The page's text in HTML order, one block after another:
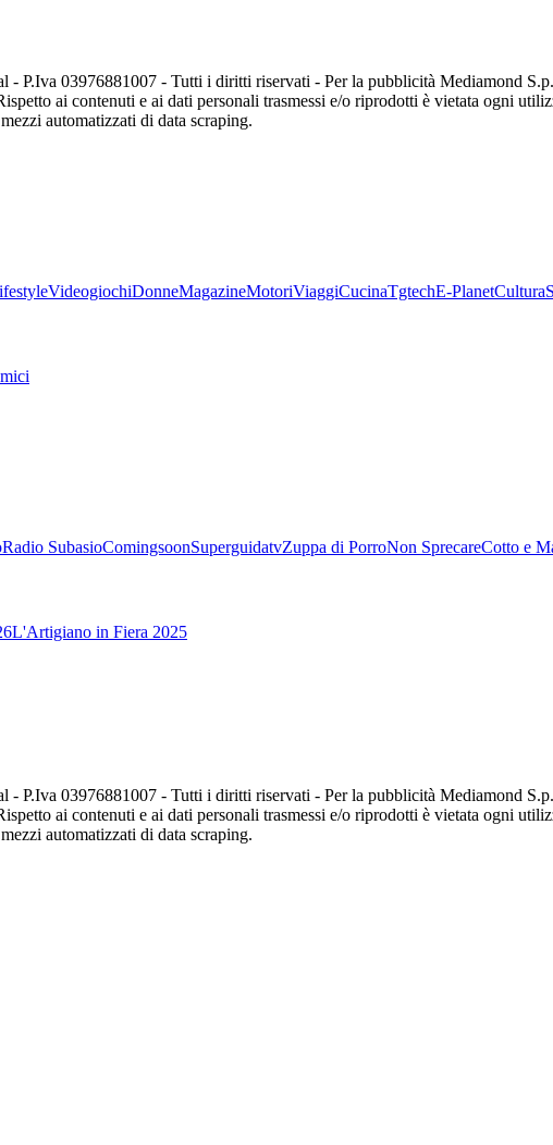
- P.Iva 03976881007 - Tutti i diritti riservati - Per la pubblicità Mediamond
ai contenuti e ai dati personali trasmessi e/o riprodotti è vietata ogni
automatizzati di data scraping.
VideogiochiDonneMagazineMotoriViaggiCucinaTgtechE-PlanetCultura
Radio SubasioComingsoonSuperguidatvZuppa di PorroNon SprecareCotto e
L'Artigiano in Fiera 2025
- P.Iva 03976881007 - Tutti i diritti riservati - Per la pubblicità Mediamond
ai contenuti e ai dati personali trasmessi e/o riprodotti è vietata ogni
automatizzati di data scraping.